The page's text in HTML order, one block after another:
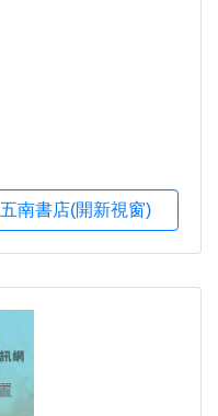
五南書店(開新視窗)